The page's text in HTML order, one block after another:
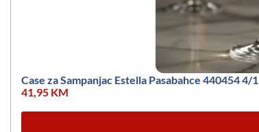
Case za Sampanjac Estella Pasabahce 440454 4/1
41,95 KM